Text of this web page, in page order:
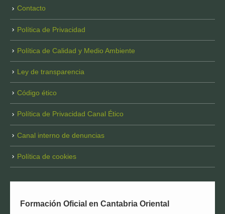
Contacto
Política de Privacidad
Política de Calidad y Medio Ambiente
Ley de transparencia
Código ético
Política de Privacidad Canal Ético
Canal interno de denuncias
Política de cookies
Formación Oficial en Cantabria Oriental